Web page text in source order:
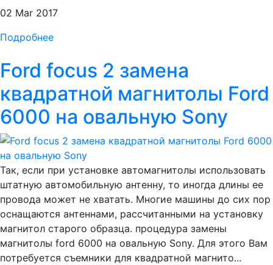
02 Mar 2017
Подробнее
Ford focus 2 замена
квадратной магнитолы Ford
6000 на овальную Sony
Так, если при установке автомагнитолы использовать
штатную автомобильную антенну, то иногда длины ее
провода может не хватать. Многие машины до сих пор
оснащаются антеннами, рассчитанными на установку
магнитол старого образца. процедура замены
магнитолы ford 6000 на овальную Sony. Для этого Вам
потребуется съемники для квадратной магнито...